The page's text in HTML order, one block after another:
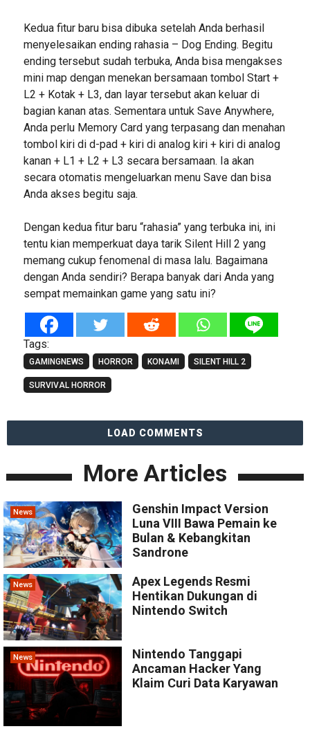
Kedua fitur baru bisa dibuka setelah Anda berhasil
menyelesaikan ending rahasia – Dog Ending. Begitu
ending tersebut sudah terbuka, Anda bisa mengakses
mini map dengan menekan bersamaan tombol Start +
L2 + Kotak + L3, dan layar tersebut akan keluar di
bagian kanan atas. Sementara untuk Save Anywhere,
Anda perlu Memory Card yang terpasang dan menahan
tombol kiri di d-pad + kiri di analog kiri + kiri di analog
kanan + L1 + L2 + L3 secara bersamaan. Ia akan
secara otomatis mengeluarkan menu Save dan bisa
Anda akses begitu saja.
Dengan kedua fitur baru “rahasia” yang terbuka ini, ini
tentu kian memperkuat daya tarik Silent Hill 2 yang
memang cukup fenomenal di masa lalu. Bagaimana
dengan Anda sendiri? Berapa banyak dari Anda yang
sempat memainkan game yang satu ini?
Tags:
GAMINGNEWS HORROR KONAMI SILENT HILL 2
SURVIVAL HORROR
LOAD COMMENTS
More Articles
News
Genshin Impact Version
Luna VIII Bawa Pemain ke
Bulan & Kebangkitan
Sandrone
News
Apex Legends Resmi
Hentikan Dukungan di
Nintendo Switch
News
Nintendo Tanggapi
Ancaman Hacker Yang
Klaim Curi Data Karyawan